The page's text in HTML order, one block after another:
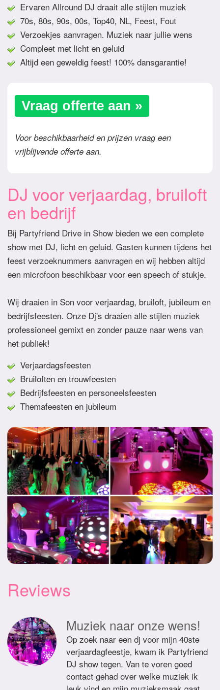
Ervaren Allround DJ draait alle stijlen muziek
70s, 80s, 90s, 00s, Top40, NL, Feest, Fout
Verzoekjes aanvragen. Muziek naar jullie wens
Compleet met licht en geluid
Altijd een geweldig feest! 100% dansgarantie!
Vraag offerte aan »
Voor beschikbaarheid en prijzen vraag een
vrijblijvende offerte aan.
DJ voor verjaardag, bruiloft
en bedrijf
Bij Partyfriend Drive in Show bieden we een complete
show met DJ, licht en geluid. Gasten kunnen tijdens het
feest verzoeknummers aanvragen en wij hebben altijd
een microfoon beschikbaar voor een speech of stukje.
Wij draaien in Son voor verjaardag, bruiloft, jubileum en
bedrijfsfeesten. Onze Dj's draaien alle stijlen muziek
professioneel gemixt en zonder pauze naar wens van
het publiek!
Verjaardagsfeesten
Bruiloften en trouwfeesten
Bedrijfsfeesten en personeelsfeesten
Themafeesten en jubileum
Reviews
Muziek naar onze wens!
Op zoek naar een dj voor mijn 40ste
verjaardagfeestje, kwam ik Partyfriend
DJ show tegen. Van te voren goed
contact gehad over welke muziek ik